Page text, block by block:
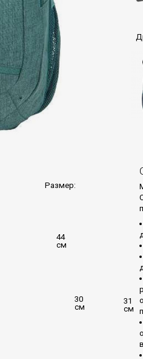
44
см
30
см
31
см
Размер: